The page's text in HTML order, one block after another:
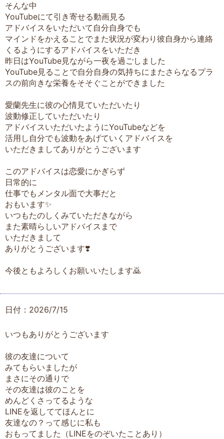
そんな中
YouTubeにて引き寄せる動画見る
アドバイスをいただいて自分自身でも
マインドをかえることでまた状況が変わり彼自身から連絡
くるようにするアドバイスをいただき
昨日はYouTube見ながら一夜を過ごしました
YouTube見ることで自分自身の気持ちにまたさらなるプラ
スの前向きな栄養をそそぐことができました
愛蘭先生に彼の心情見ていただいたり
波動修正していただいたり
アドバイスいただいたようにYouTubeなどを
活用し自分でも波動をあげていくアドバイスを
いただきましてありがとうございます
このアドバイスは恋愛にかぎらず
日常的に
仕事でもメンタル面で大事だと
おもいます✨
いつもたのしくみていただきながら
また素晴らしいアドバイスまで
いただきまして
ありがとうございます❣️
今後ともよろしくお願いいたします🙇
日付：2026/7/15
いつもありがとうございます
彼の友達について
みてもらいましたが
まさにその通りで
その友達は彼のことを
めんどくさってるような
LINEを返しててほんとに
友達なの？って感じに私も
おもってました（LINEをのぞいたことあり）